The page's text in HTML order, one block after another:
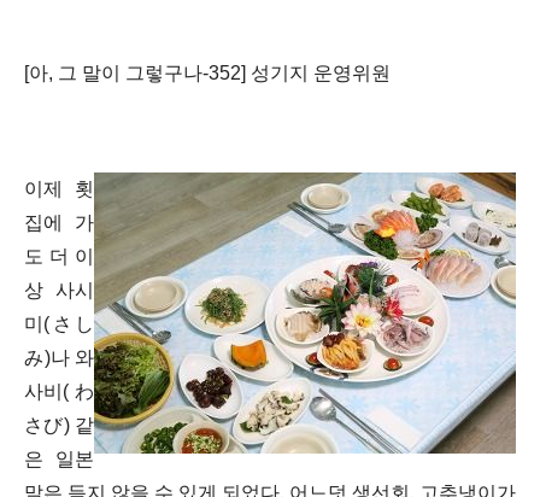
[아, 그 말이 그렇구나-352] 성기지 운영위원
이제 횟
집에 가
도 더 이
상 사시
미(さし
み)나 와
사비(わ
さび) 같
은 일본
말은 듣지 않을 수 있게 되었다. 어느덧 생선회, 고추냉이가